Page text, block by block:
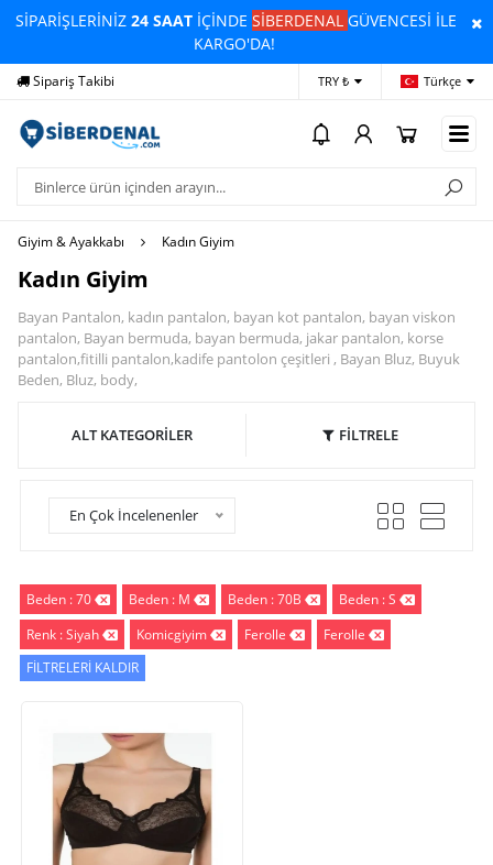
SİPARİŞLERİNİZ24 SAAT İÇİNDESİBERDENALGÜVENCESİ İLE
KARGO'DA!
Sipariş Takibi TRY ₺ Türkçe
Giyim & Ayakkabı Kadın Giyim
Kadın Giyim
Bayan Pantalon, kadın pantalon, bayan kot pantalon, bayan viskon
pantalon, Bayan bermuda, bayan bermuda, jakar pantalon, korse
pantalon,fitilli pantalon,kadife pantolon çeşitleri , Bayan Bluz, Buyuk
Beden, Bluz, body,
ALT KATEGORİLER FİLTRELE
En Çok İncelenenler
Beden : 70 Beden : M Beden : 70B
Beden : S
Renk : Siyah
Komicgiyim Ferolle
Ferolle
FİLTRELERİ KALDIR